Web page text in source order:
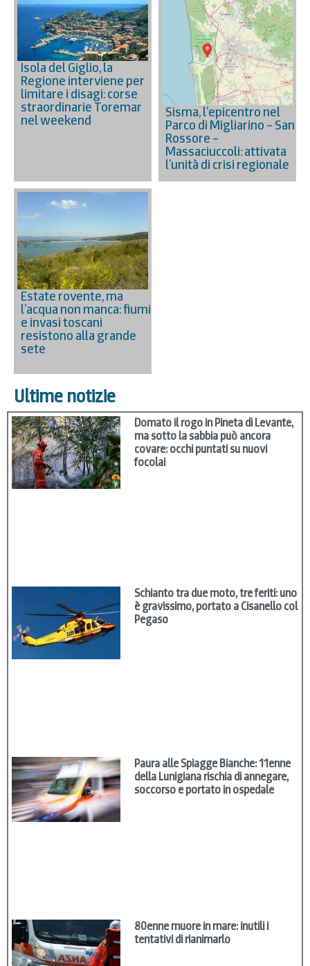
Isola del Giglio, la
Regione interviene per
limitare i disagi: corse
straordinarie Toremar
nel weekend
Sisma, l’epicentro nel
Parco di Migliarino – San
Rossore –
Massaciuccoli: attivata
l’unità di crisi regionale
Estate rovente, ma
l’acqua non manca: fiumi
e invasi toscani
resistono alla grande
sete
Ultime notizie
Domato il rogo in Pineta di Levante,
ma sotto la sabbia può ancora
covare: occhi puntati su nuovi
focolai
Schianto tra due moto, tre feriti: uno
è gravissimo, portato a Cisanello col
Pegaso
Paura alle Spiagge Bianche: 11enne
della Lunigiana rischia di annegare,
soccorso e portato in ospedale
80enne muore in mare: inutili i
tentativi di rianimarlo